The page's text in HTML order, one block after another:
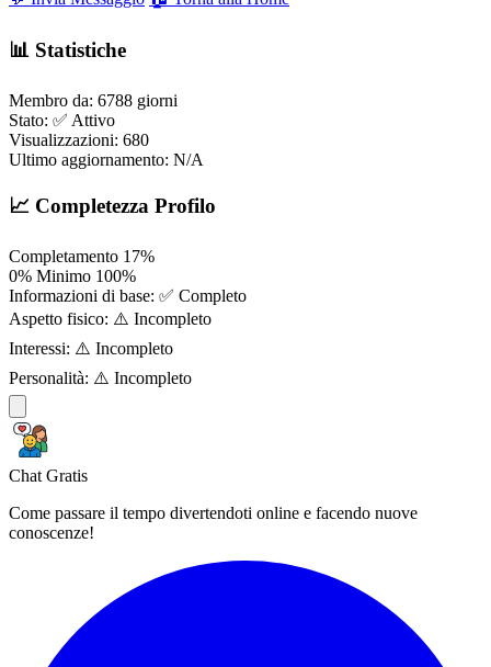
📊 Statistiche
Membro da: 6788 giorni
Stato: ✅ Attivo
Visualizzazioni: 680
Ultimo aggiornamento: N/A
📈 Completezza Profilo
Completamento 17%
0% Minimo 100%
Informazioni di base: ✅ Completo
Aspetto fisico: ⚠️ Incompleto
Interessi: ⚠️ Incompleto
Personalità: ⚠️ Incompleto
Chat Gratis
Come passare il tempo divertendoti online e facendo nuove
conoscenze!